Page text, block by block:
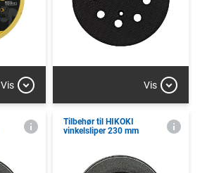
Vis Vis
Tilbehør til HIKOKI
vinkelsliper 230 mm